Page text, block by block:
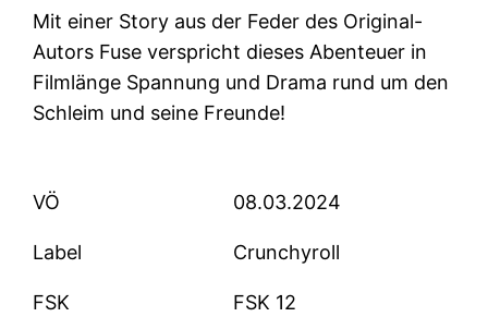
Mit einer Story aus der Feder des Original-
Autors Fuse verspricht dieses Abenteuer in
Filmlänge Spannung und Drama rund um den
Schleim und seine Freunde!
VÖ 08.03.2024
Label Crunchyroll
FSK FSK 12